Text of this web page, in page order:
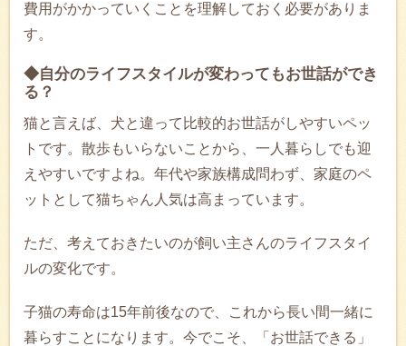
費用がかかっていくことを理解しておく必要がありま
す。
◆自分のライフスタイルが変わってもお世話ができ
る？
猫と言えば、犬と違って比較的お世話がしやすいペッ
トです。散歩もいらないことから、一人暮らしでも迎
えやすいですよね。年代や家族構成問わず、家庭のペ
ットとして猫ちゃん人気は高まっています。
ただ、考えておきたいのが飼い主さんのライフスタイ
ルの変化です。
子猫の寿命は15年前後なので、これから長い間一緒に
暮らすことになります。今でこそ、「お世話できる」